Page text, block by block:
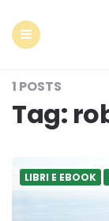
1 POSTS
Tag:
LIBRI E EBOOK